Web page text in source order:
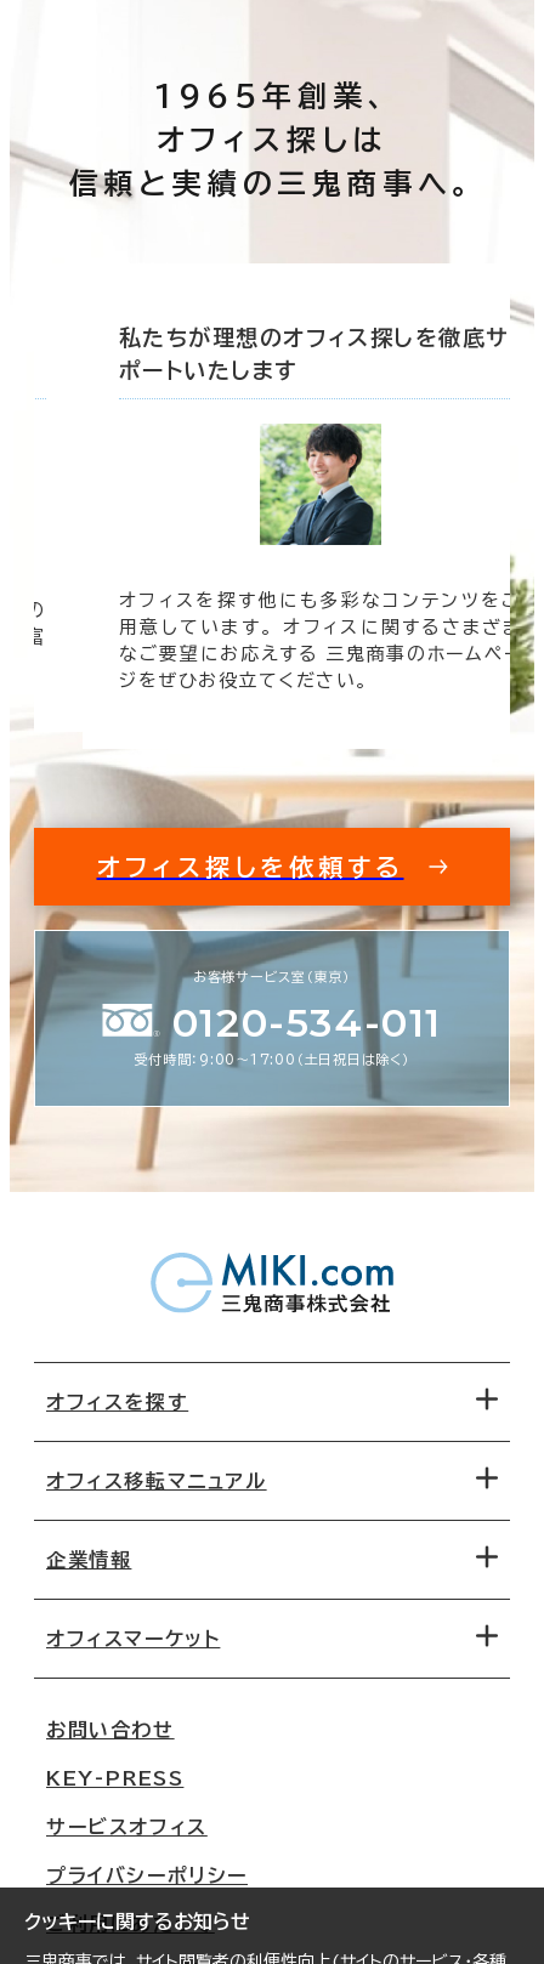
クッキーに関するお知らせ
1965年創業、
オフィス探しは
信頼と実績の三鬼商事へ。
の
豊富
私たちが理想のオフィス探しを徹底サ
ポートいたします
オフィスを探す他にも多彩なコンテンツをご
用意しています。 オフィスに関するさまざま
なご要望にお応えする 三鬼商事のホームペー
ジをぜひお役立てください。
オフィス探しを依頼する
お客様サービス室（東京）
0120-534-011
受付時間：9:00〜17:00（土日祝日は除く）
オフィスを探す
地図から探す
路線・駅から探す
オフィス移転マニュアル
移転コストシミュレーション
移転スケジュール
オフィス移転Q&A
企業情報
オフィスマーケット
大阪
名古屋
札幌
仙台
お問い合わせ
KEY-PRESS
サービスオフィス
プライバシーポリシー
ご利用にあたって